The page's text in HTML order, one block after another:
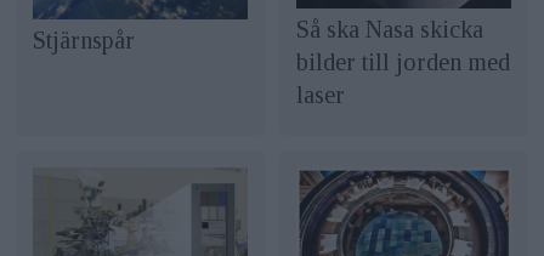
Stjärnspår
Så ska Nasa skicka
bilder till jorden med
laser